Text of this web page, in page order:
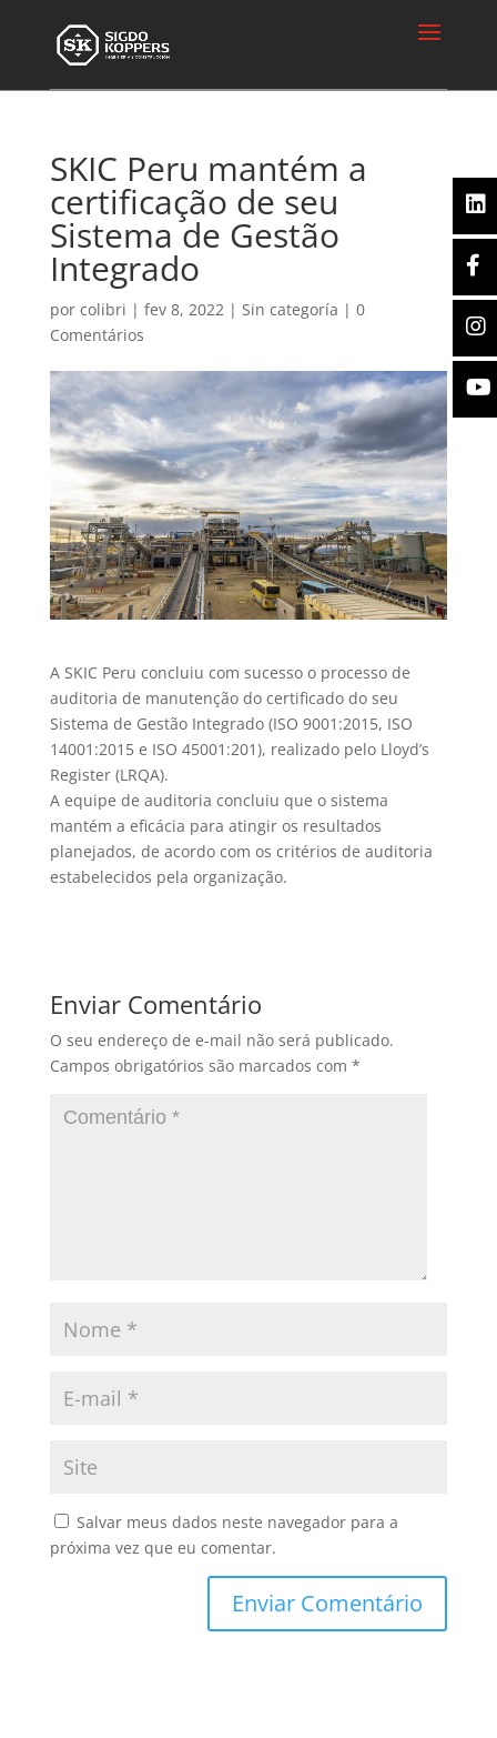
SKIC Peru mantém a
certificação de seu
Sistema de Gestão
Integrado
por colibri | fev 8, 2022| Sin categoría | 0
Comentários
A SKIC Peru concluiu com sucesso o processo de
auditoria de manutenção do certificado do seu
Sistema de Gestão Integrado (ISO 9001:2015, ISO
14001:2015 e ISO 45001:201), realizado pelo Lloyd’s
Register (LRQA).
A equipe de auditoria concluiu que o sistema
mantém a eficácia para atingir os resultados
planejados, de acordo com os critérios de auditoria
estabelecidos pela organização.
Enviar Comentário
O seu endereço de e-mail não será publicado.
Campos obrigatórios são marcados com *
Salvar meus dados neste navegador para a
próxima vez que eu comentar.